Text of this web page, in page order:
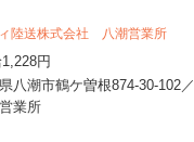
陸送株式会社 八潮営業所
円
八潮市鶴ケ曽根874-30-102／
業所